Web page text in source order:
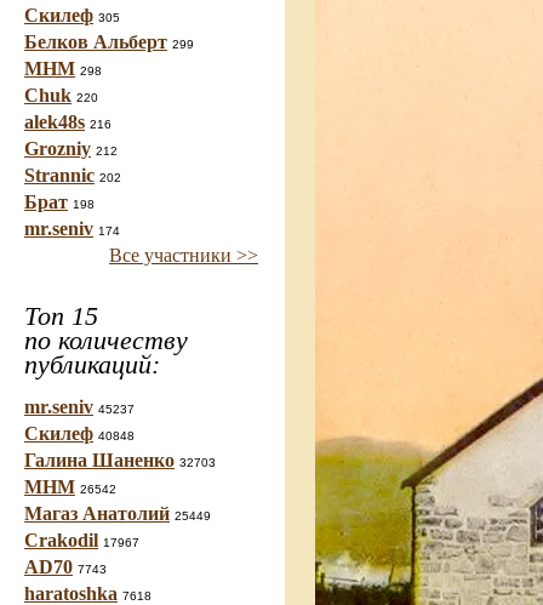
Скилеф 305
Белков Альберт 299
МНМ 298
Chuk 220
alek48s 216
Grozniy 212
Strannic 202
Брат 198
mr.seniv 174
Все участники >>
Топ 15
по количеству
публикаций:
mr.seniv 45237
Скилеф 40848
Галина Шаненко 32703
МНМ 26542
Магаз Анатолий 25449
Crakodil 17967
AD70 7743
haratoshka 7618